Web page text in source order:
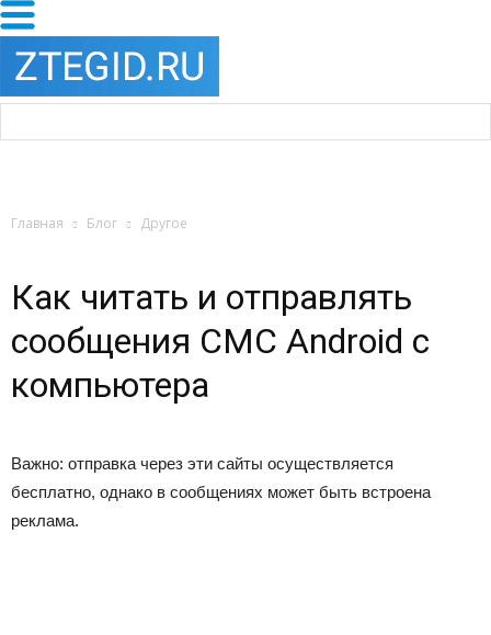
Главная Блог Другое
Как читать и отправлять
сообщения СМС Android с
компьютера
Важно: отправка через эти сайты осуществляется
бесплатно, однако в сообщениях может быть встроена
реклама.